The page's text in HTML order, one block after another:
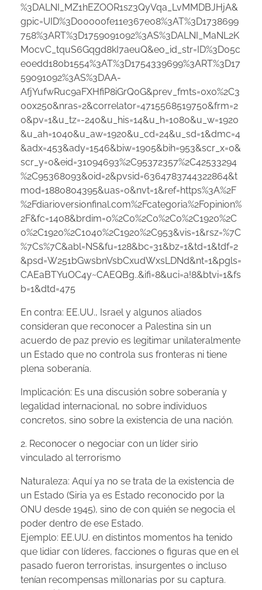
%3DALNI_MZ1hEZOOR1sz3QyVqa_LvMMDBJHjA&
gpic=UID%3D00000fe11e367e08%3AT%3D1738699
758%3ART%3D1759091092%3AS%3DALNI_MaNL2K
MocvC_tquS6Gqgd8kI7aeuQ&eo_id_str=ID%3D05c
e0edd180b1554%3AT%3D1754339699%3ART%3D17
59091092%3AS%3DAA-
AfjYufwRuc9aFXHfiP8iGrQ0G&prev_fmts=0x0%2C3
00x250&nras=2&correlator=4715568519750&frm=2
0&pv=1&u_tz=-240&u_his=14&u_h=1080&u_w=1920
&u_ah=1040&u_aw=1920&u_cd=24&u_sd=1&dmc=4
&adx=453&ady=1546&biw=1905&bih=953&scr_x=0&
scr_y=0&eid=31094693%2C95372357%2C42533294
%2C95368093&oid=2&pvsid=6364783744322864&t
mod=1880804395&uas=0&nvt=1&ref=https%3A%2F
%2Fdiarioversionfinal.com%2Fcategoria%2Fopinion%
2F&fc=1408&brdim=0%2C0%2C0%2C0%2C1920%2C
0%2C1920%2C1040%2C1920%2C953&vis=1&rsz=%7C
%7Cs%7C&abl=NS&fu=128&bc=31&bz=1&td=1&tdf=2
&psd=W251bGwsbnVsbCxudWxsLDNd&nt=1&pgls=
CAEaBTYuOC4y~CAEQBg..&ifi=8&uci=a!8&btvi=1&fs
b=1&dtd=475
En contra: EE.UU., Israel y algunos aliados
consideran que reconocer a Palestina sin un
acuerdo de paz previo es legitimar unilateralmente
un Estado que no controla sus fronteras ni tiene
plena soberanía.
Implicación: Es una discusión sobre soberanía y
legalidad internacional, no sobre individuos
concretos, sino sobre la existencia de una nación.
2. Reconocer o negociar con un líder sirio
vinculado al terrorismo
Naturaleza: Aquí ya no se trata de la existencia de
un Estado (Siria ya es Estado reconocido por la
ONU desde 1945), sino de con quién se negocia el
poder dentro de ese Estado.
Ejemplo: EE.UU. en distintos momentos ha tenido
que lidiar con líderes, facciones o figuras que en el
pasado fueron terroristas, insurgentes o incluso
tenían recompensas millonarias por su captura.